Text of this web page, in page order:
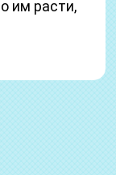
им расти,